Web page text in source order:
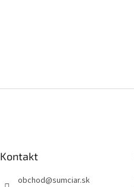
Kontakt
obchod@sumciar.sk